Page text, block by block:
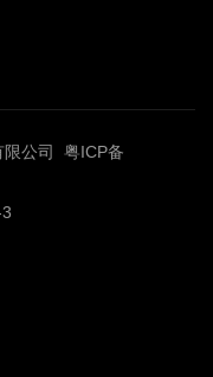
限公司 粤ICP备